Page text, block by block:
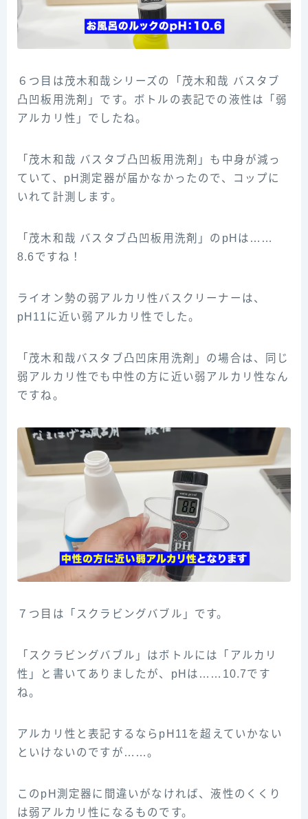
６つ目は茂木和哉シリーズの「茂木和哉 バスタブ
凸凹板用洗剤」です。ボトルの表記での液性は「弱
アルカリ性」でしたね。
「茂木和哉 バスタブ凸凹板用洗剤」も中身が減っ
ていて、pH測定器が届かなかったので、コップに
いれて計測します。
「茂木和哉 バスタブ凸凹板用洗剤」のpHは……
8.6ですね！
ライオン勢の弱アルカリ性バスクリーナーは、
pH11に近い弱アルカリ性でした。
「茂木和哉バスタブ凸凹床用洗剤」の場合は、同じ
弱アルカリ性でも中性の方に近い弱アルカリ性なん
ですね。
７つ目は「スクラビングバブル」です。
「スクラビングバブル」はボトルには「アルカリ
性」と書いてありましたが、pHは……10.7です
ね。
アルカリ性と表記するならpH11を超えていかない
といけないのですが……。
このpH測定器に間違いがなければ、液性のくくり
は弱アルカリ性になるものです。